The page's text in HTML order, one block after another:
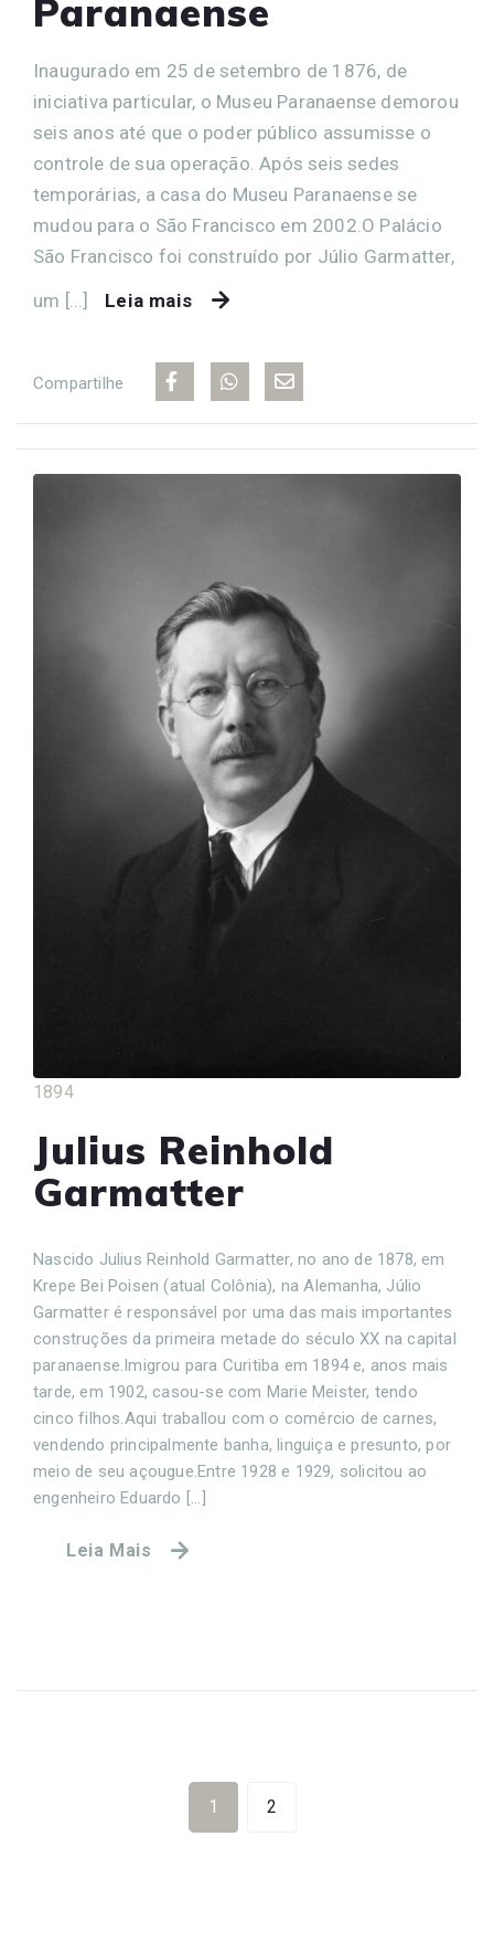
Paranaense
Inaugurado em 25 de setembro de 1876, de
iniciativa particular, o Museu Paranaense demorou
seis anos até que o poder público assumisse o
controle de sua operação. Após seis sedes
temporárias, a casa do Museu Paranaense se
mudou para o São Francisco em 2002.O Palácio
São Francisco foi construído por Júlio Garmatter,
um [...]
Leia mais
Compartilhe
1894
Julius Reinhold
Garmatter
Nascido Julius Reinhold Garmatter, no ano de 1878, em
Krepe Bei Poisen (atual Colônia), na Alemanha, Júlio
Garmatter é responsável por uma das mais importantes
construções da primeira metade do século XX na capital
paranaense.Imigrou para Curitiba em 1894 e, anos mais
tarde, em 1902, casou-se com Marie Meister, tendo
cinco filhos.Aqui traballou com o comércio de carnes,
vendendo principalmente banha, linguiça e presunto, por
meio de seu açougue.Entre 1928 e 1929, solicitou ao
engenheiro Eduardo [...]
Leia Mais
1 2